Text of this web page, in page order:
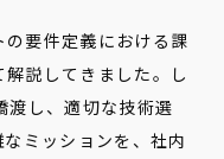
要件定義における課
説してきました。し
渡し、適切な技術選
ミッションを、社内